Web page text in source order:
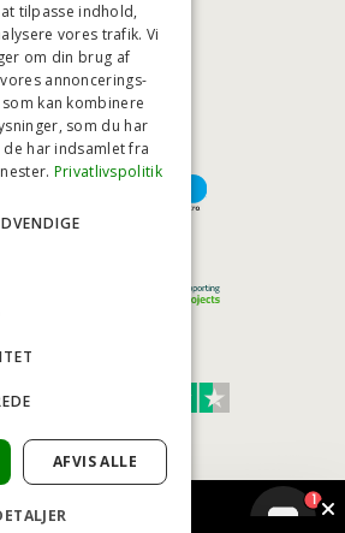
KREDITVÆRDIGHED
TRUST SCORE 4,7
- BAD&STIL® ApS 2026
tilpasse indhold,
vores trafik. Vi
om din brug af
annoncerings-
kan kombinere
som du har
har indsamlet fra
Privatlivspolitik
AFVIS ALLE
1